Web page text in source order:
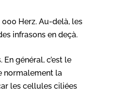
Herz. Au-delà, les
infrasons en deçà.
général, c’est le
normalement la
les cellules ciliées